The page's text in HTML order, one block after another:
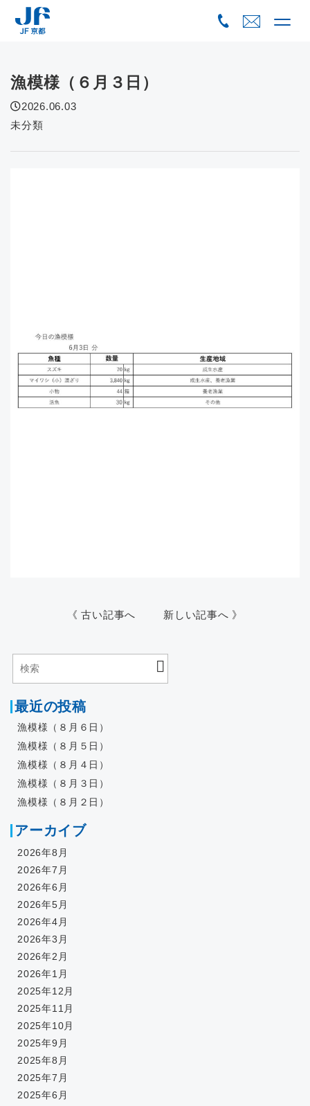
漁模様（６月３日）
2026.06.03
未分類
《 古い記事へ 新しい記事へ 》
最近の投稿
漁模様（８月６日）
漁模様（８月５日）
漁模様（８月４日）
漁模様（８月３日）
漁模様（８月２日）
アーカイブ
2026年8月
2026年7月
2026年6月
2026年5月
2026年4月
2026年3月
2026年2月
2026年1月
2025年12月
2025年11月
2025年10月
2025年9月
2025年8月
2025年7月
2025年6月